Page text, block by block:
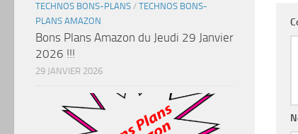
TECHNOS BONS-PLANS / TECHNOS BONS-
PLANS AMAZON
Bons Plans Amazon du Jeudi 29 Janvier
2026 !!!
29 JANVIER 2026